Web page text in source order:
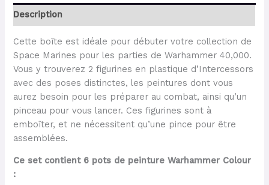
Description
Cette boîte est idéale pour débuter votre collection de
Space Marines pour les parties de Warhammer 40,000.
Vous y trouverez 2 figurines en plastique d’Intercessors
avec des poses distinctes, les peintures dont vous
aurez besoin pour les préparer au combat, ainsi qu’un
pinceau pour vous lancer. Ces figurines sont à
emboîter, et ne nécessitent qu’une pince pour être
assemblées.
Ce set contient 6 pots de peinture Warhammer Colour
: